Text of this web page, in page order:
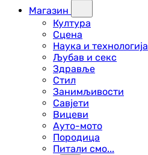
Магазин
Култура
Сцена
Наука и технологија
Љубав и секс
Здравље
Стил
Занимљивости
Савјети
Вицеви
Ауто-мото
Породица
Питали смо...